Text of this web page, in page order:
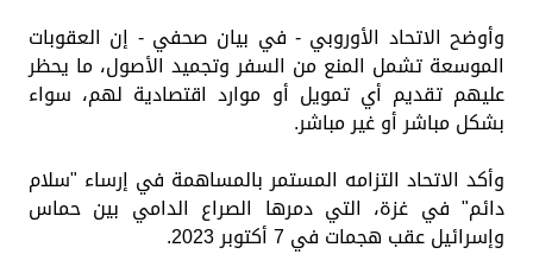
وأوضح الاتحاد الأوروبي - في بيان صحفي - إن العقوبات
الموسعة تشمل المنع من السفر وتجميد الأصول، ما يحظر
عليهم تقديم أي تمويل أو موارد اقتصادية لهم، سواء
بشكل مباشر أو غير مباشر.
وأكد الاتحاد التزامه المستمر بالمساهمة في إرساء "سلام
دائم" في غزة، التي دمرها الصراع الدامي بين حماس
وإسرائيل عقب هجمات في 7 أكتوبر 2023.